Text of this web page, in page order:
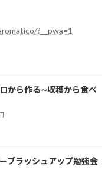
?__pwa=1
から作る∼収穫から食べ
ブラッシュアップ勉強会